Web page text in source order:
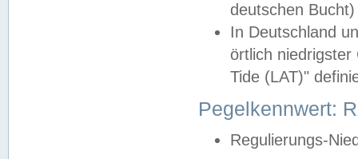
deutschen
In Deutschland
örtlich
Tide (LAT)"
Pegelkennwert:
Regulierungs-